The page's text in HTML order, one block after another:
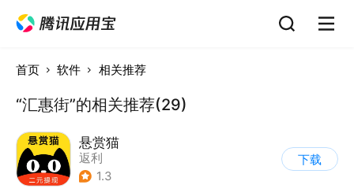
首页 软件 相关推荐
“汇惠街”的相关推荐(29)
悬赏猫
返利
1.3
下载